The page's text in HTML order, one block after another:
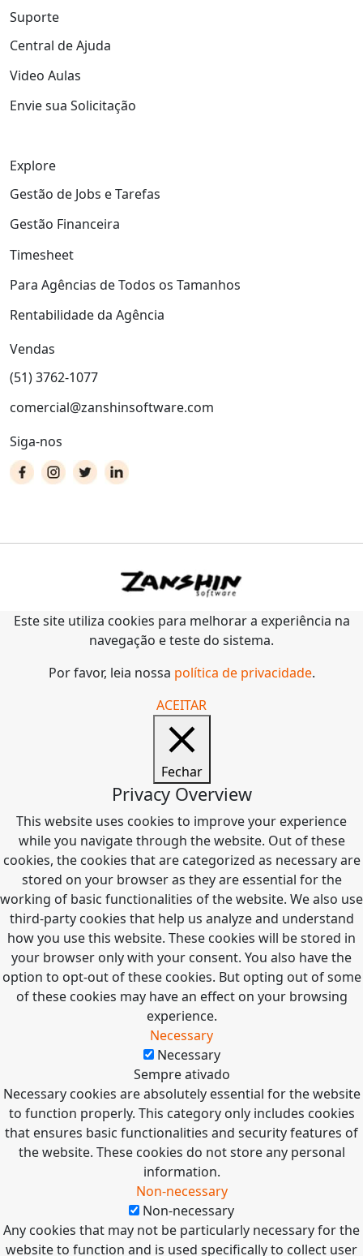
Suporte
Central de Ajuda
Video Aulas
Envie sua Solicitação
Explore
Gestão de Jobs e Tarefas
Gestão Financeira
Timesheet
Para Agências de Todos os Tamanhos
Rentabilidade da Agência
Vendas
(51) 3762-1077
comercial@zanshinsoftware.com
Siga-nos
Este site utiliza cookies para melhorar a experiência na
navegação e teste do sistema.
Por favor, leia nossa política de privacidade.
ACEITAR
Fechar
Privacy Overview
This website uses cookies to improve your experience
while you navigate through the website. Out of these
cookies, the cookies that are categorized as necessary are
stored on your browser as they are essential for the
working of basic functionalities of the website. We also use
third-party cookies that help us analyze and understand
how you use this website. These cookies will be stored in
your browser only with your consent. You also have the
option to opt-out of these cookies. But opting out of some
of these cookies may have an effect on your browsing
experience.
Necessary
Necessary
Sempre ativado
Necessary cookies are absolutely essential for the website
to function properly. This category only includes cookies
that ensures basic functionalities and security features of
the website. These cookies do not store any personal
information.
Non-necessary
Non-necessary
Any cookies that may not be particularly necessary for the
website to function and is used specifically to collect user